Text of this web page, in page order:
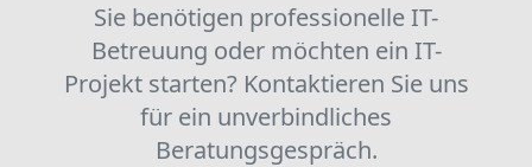
Sie benötigen professionelle IT-
Betreuung oder möchten ein IT-
Projekt starten? Kontaktieren Sie uns
für ein unverbindliches
Beratungsgespräch.